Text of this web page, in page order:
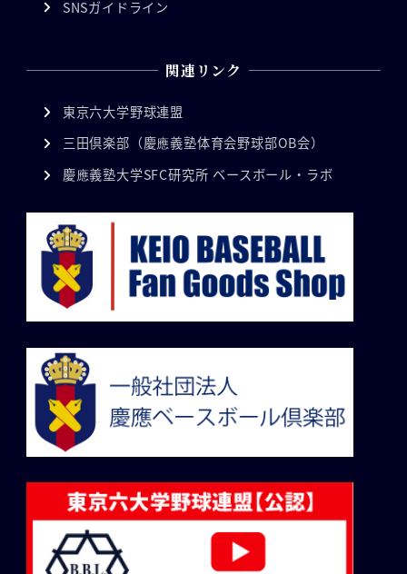
SNSガイドライン
関連リンク
東京六大学野球連盟
三田倶楽部（慶應義塾体育会野球部OB会）
慶應義塾大学SFC研究所 ベースボール・ラボ